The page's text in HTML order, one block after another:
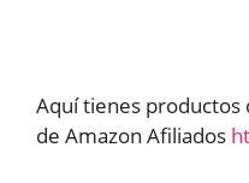
Aquí tienes productos
de Amazon Afiliados